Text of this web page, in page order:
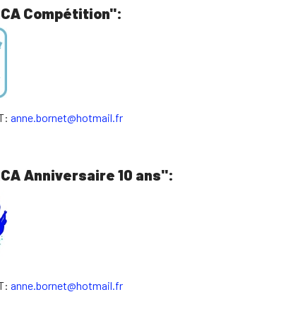
Compétition":
anne.bornet@hotmail.fr
Anniversaire 10 ans":
anne.bornet@hotmail.fr